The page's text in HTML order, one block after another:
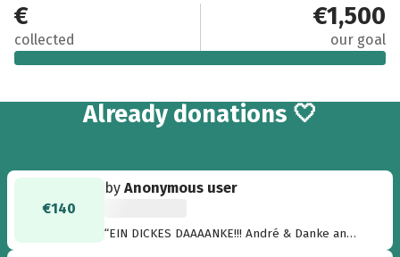
€3,515.70
collected
€1,500
our goal
Already 67
donations 🤍
€140
byAnonymous user
“EIN DICKES DAAAANKE!!! André & Danke an